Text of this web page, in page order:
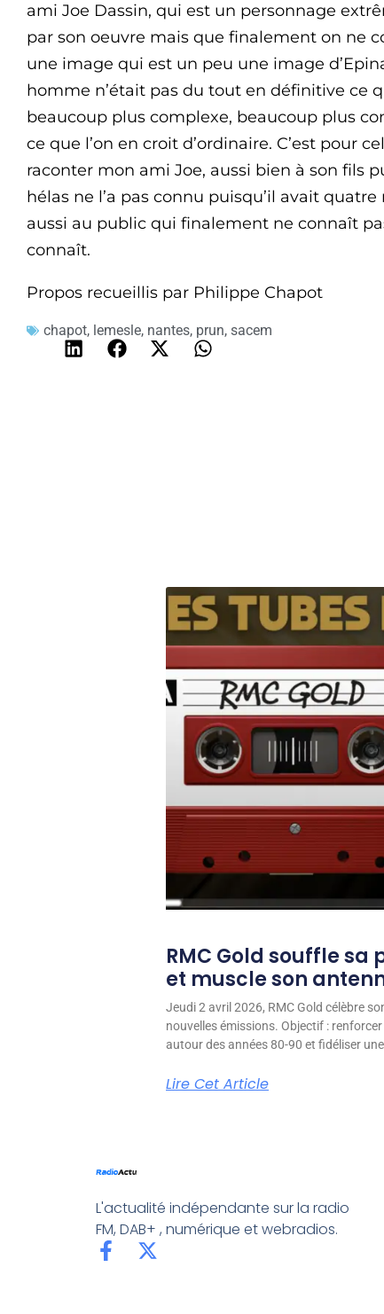
ami Joe Dassin, qui est un personnage
par son oeuvre mais que finalement on ne
une image qui est un peu une image
homme n’était pas du tout en définitive ce
beaucoup plus complexe, beaucoup plus
ce que l’on en croit d’ordinaire. C’est pour
raconter mon ami Joe, aussi bien à son fils
hélas ne l’a pas connu puisqu’il avait
aussi au public qui finalement ne connaît
connaît.
Propos recueillis par Philippe Chapot
chapot, lemesle, nantes, prun, sacem
RMC Gold souffle
et muscle son
Jeudi 2 avril 2026, RMC Gold célèbre
nouvelles émissions. Objectif :
autour des années 80-90 et fidéliser
Lire Cet Article
L'actualité indépendante sur la radio
FM, DAB+ , numérique et webradios.